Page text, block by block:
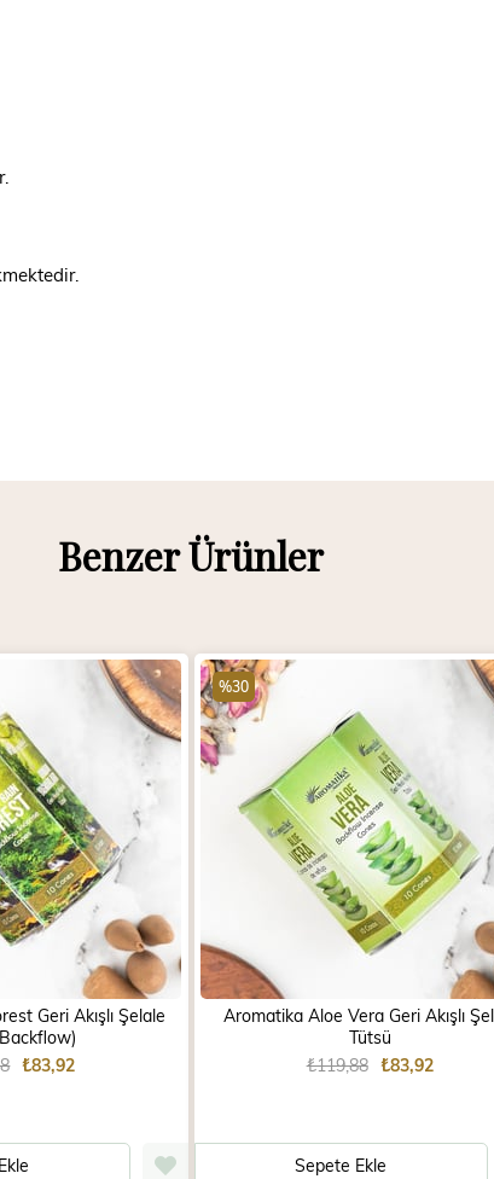
Benzer Ürünler
Geri Akışlı Şelale
₺83,92
Aromatika Aloe Vera Geri Akışlı
Tütsü
₺83,92
₺119,88
Sepete Ekle
%30